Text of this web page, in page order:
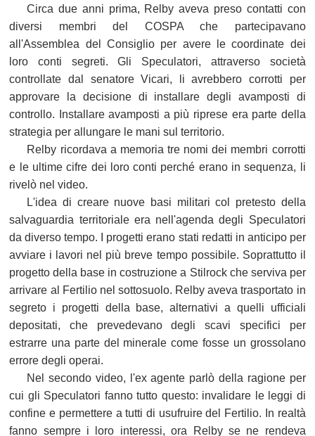
Circa due anni prima, Relby aveva preso contatti con
diversi membri del COSPA che partecipavano
all'Assemblea del Consiglio per avere le coordinate dei
loro conti segreti. Gli Speculatori, attraverso società
controllate dal senatore Vicari, li avrebbero corrotti per
approvare la decisione di installare degli avamposti di
controllo. Installare avamposti a più riprese era parte della
strategia per allungare le mani sul territorio.
Relby ricordava a memoria tre nomi dei membri corrotti
e le ultime cifre dei loro conti perché erano in sequenza, li
rivelò nel video.
L'idea di creare nuove basi militari col pretesto della
salvaguardia territoriale era nell'agenda degli Speculatori
da diverso tempo. I progetti erano stati redatti in anticipo per
avviare i lavori nel più breve tempo possibile. Soprattutto il
progetto della base in costruzione a Stilrock che serviva per
arrivare al Fertilio nel sottosuolo. Relby aveva trasportato in
segreto i progetti della base, alternativi a quelli ufficiali
depositati, che prevedevano degli scavi specifici per
estrarre una parte del minerale come fosse un grossolano
errore degli operai.
Nel secondo video, l'ex agente parlò della ragione per
cui gli Speculatori fanno tutto questo: invalidare le leggi di
confine e permettere a tutti di usufruire del Fertilio. In realtà
fanno sempre i loro interessi, ora Relby se ne rendeva